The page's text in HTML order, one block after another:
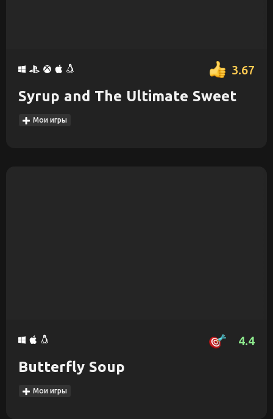
3.67
Syrup and The Ultimate Sweet
Мои игры
4.4
Butterfly Soup
Мои игры